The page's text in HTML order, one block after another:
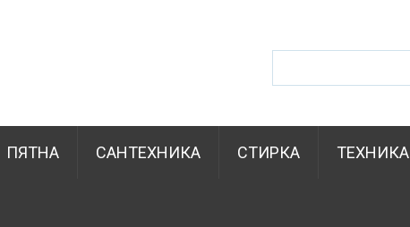
ПЯТНА САНТЕХНИКА СТИРКА ТЕХНИКА